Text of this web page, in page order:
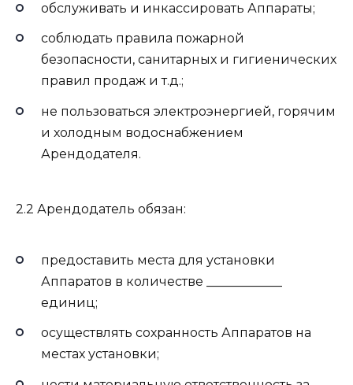
обслуживать и инкассировать Аппараты;
соблюдать правила пожарной
безопасности, санитарных и гигиенических
правил продаж и т.д.;
не пользоваться электроэнергией, горячим
и холодным водоснабжением
Арендодателя.
2.2 Арендодатель обязан:
предоставить места для установки
Аппаратов в количестве ____________
единиц;
осуществлять сохранность Аппаратов на
местах установки;